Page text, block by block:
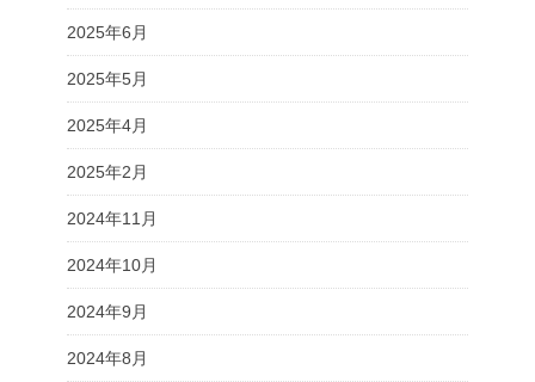
2025年6月
2025年5月
2025年4月
2025年2月
2024年11月
2024年10月
2024年9月
2024年8月